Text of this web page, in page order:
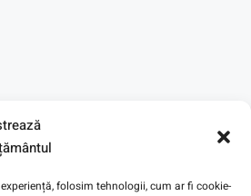
folosim tehnologii, cum ar fi cookie-